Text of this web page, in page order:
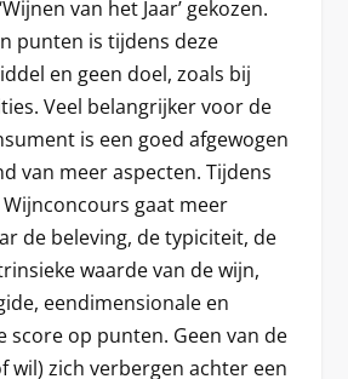
van het Jaar’ gekozen.
punten is tijdens deze
en geen doel, zoals bij
Veel belangrijker voor de
is een goed afgewogen
van meer aspecten. Tijdens
gaat meer
de beleving, de typiciteit, de
waarde van de wijn,
eendimensionale en
score op punten. Geen van de
wil) zich verbergen achter een